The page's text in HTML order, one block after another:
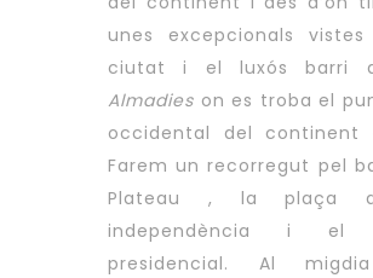
unes excepcionals
ciutat i el luxós barri
Almadies on es troba el
occidental del continent
Farem un recorregut pel
Plateau , la plaça
independència i el
presidencial. Al